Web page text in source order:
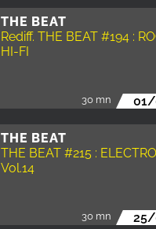
THE BEAT
Rediff. THE BEAT #194 :
HI-FI
30 mn
THE BEAT
THE BEAT #215 :
Vol.14
30 mn